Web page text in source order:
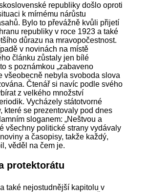
republiky došlo oproti
k mírnému nárůstu
Bylo to převážně kvůli přijetí
republiky v roce 1923 a také
důrazu na mravopočestnost.
v novinách na místě
článku zůstaly jen bílé
s poznámkou „zabaveno
všeobecně nebyla svoboda slova
Čtenář si navíc podle svého
z velkého množství
Vycházely státotvorné
které se prezentovaly pod dnes
sloganem: „Neštvou a
všechny politické strany vydávaly
a časopisy, takže každý,
věděl na čem je.
protektorátu
také nejostudnější kapitolu v